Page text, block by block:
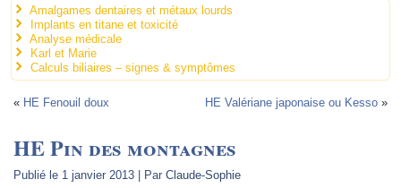
Amalgames dentaires et métaux lourds
Implants en titane et toxicité
Analyse médicale
Karl et Marie
Calculs biliaires – signes & symptômes
« HE Fenouil doux HE Valériane japonaise ou Kesso»
HE Pin des montagnes
Publié le 1 janvier 2013 | Par Claude-Sophie